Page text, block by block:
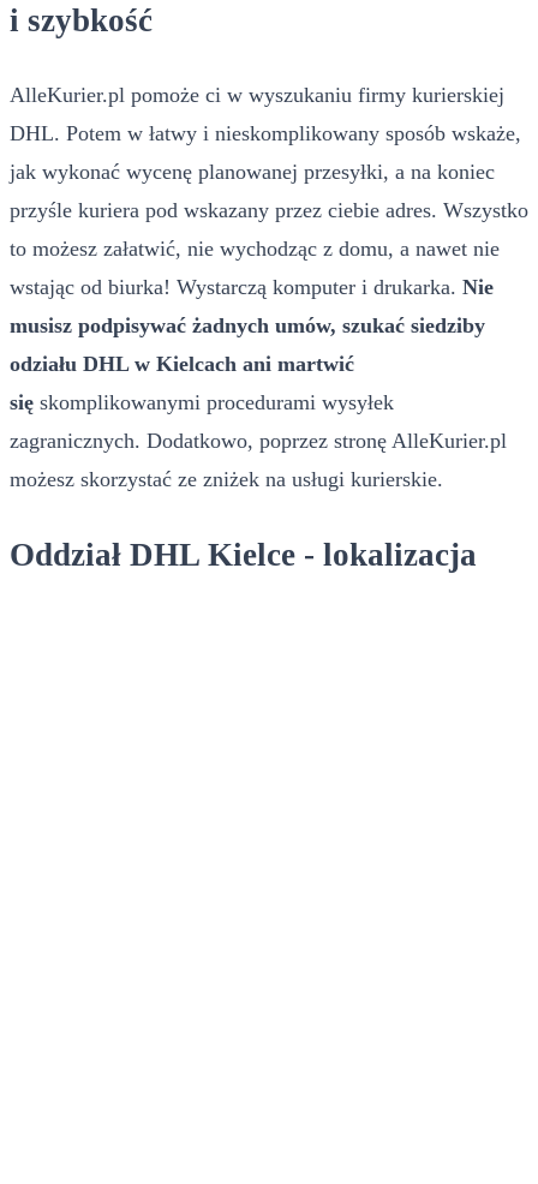
i szybkość
AlleKurier.pl pomoże ci w wyszukaniu firmy kurierskiej
DHL. Potem w łatwy i nieskomplikowany sposób wskaże,
jak wykonać wycenę planowanej przesyłki, a na koniec
przyśle kuriera pod wskazany przez ciebie adres. Wszystko
to możesz załatwić, nie wychodząc z domu, a nawet nie
wstając od biurka! Wystarczą komputer i drukarka. Nie
musisz podpisywać żadnych umów, szukać siedziby
odziału DHL w Kielcach ani martwić
się skomplikowanymi procedurami wysyłek
zagranicznych. Dodatkowo, poprzez stronę AlleKurier.pl
możesz skorzystać ze zniżek na usługi kurierskie.
Oddział DHL Kielce - lokalizacja